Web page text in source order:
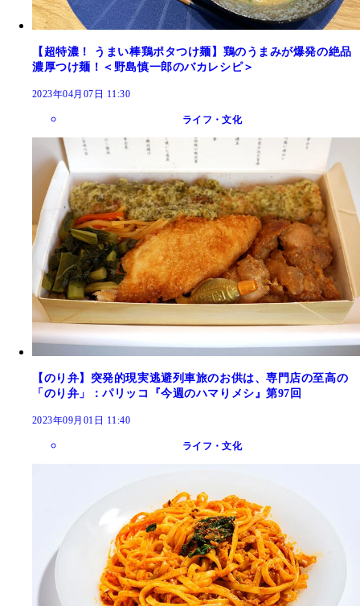
【超特濃！ うまい棒鶏ポタつけ麺】鶏のうまみが爆発の絶品
濃厚つけ麺！＜野島慎一郎のバカレシピ＞
2023年04月07日 11:30
ライフ・文化
【のり弁】突発的現実逃避列車旅のお供は、専門店の至高の
「のり弁」：パリッコ『今週のハマりメシ』第97回
2023年09月01日 11:40
ライフ・文化